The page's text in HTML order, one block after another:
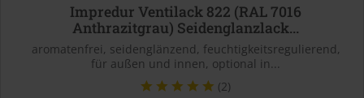
Impredur Ventilack 822 (RAL 7016
Anthrazitgrau) Seidenglanzlack...
aromatenfrei, seidenglänzend, feuchtigkeitsregulierend,
für außen und innen, optional in...
(2)